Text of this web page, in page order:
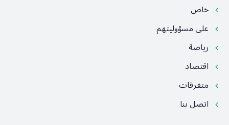
خاص
على مسؤوليتهم
رياضة
اقتصاد
متفرقات
اتصل بنا